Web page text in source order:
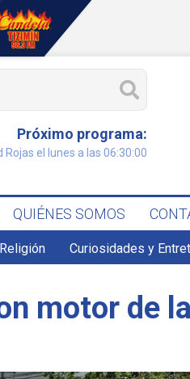
Próximo programa:
Rojas el lunes a las 06:30:00
QUIÉNES SOMOS
Curiosidades y
motor de